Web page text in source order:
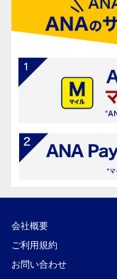
会社概要
ご利用規約
お問い合わせ